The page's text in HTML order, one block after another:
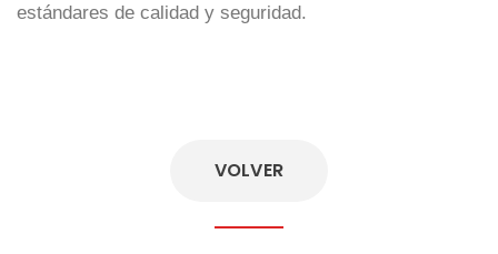
estándares de calidad y seguridad.
VOLVER